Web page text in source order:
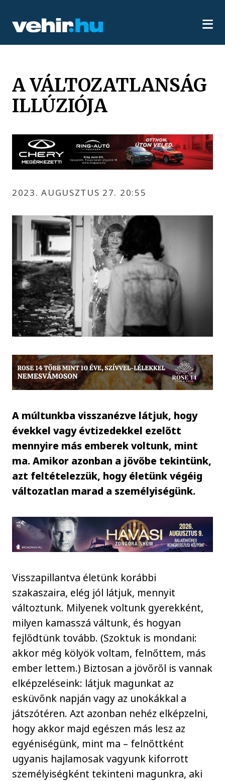
A VÁLTOZATLANSÁG
ILLÚZIÓJA
2023. AUGUSZTUS 27. 20:55
A múltunkba visszanézve látjuk, hogy
évekkel vagy évtizedekkel ezelőtt
mennyire más emberek voltunk, mint
ma. Amikor azonban a jövőbe tekintünk,
azt feltételezzük, hogy életünk végéig
változatlan marad a személyiségünk.
Visszapillantva életünk korábbi
szakaszaira, elég jól látjuk, mennyit
változtunk. Milyenek voltunk gyerekként,
milyen kamasszá váltunk, és hogyan
fejlődtünk tovább. (Szoktuk is mondani:
akkor még kölyök voltam, felnőttem, más
ember lettem.) Biztosan a jövőről is vannak
elképzeléseink: látjuk magunkat az
esküvőnk napján vagy az unokákkal a
játszótéren. Azt azonban nehéz elképzelni,
hogy akkor majd egészen más lesz az
egyéniségünk, mint ma – felnőttként
ugyanis hajlamosak vagyunk kiforrott
személyiségként tekinteni magunkra, aki